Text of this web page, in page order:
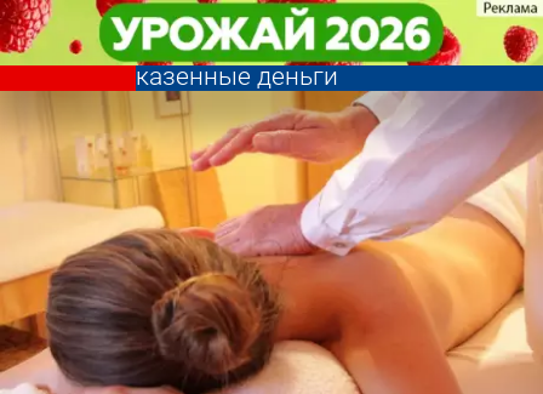
Зареченец пообещал открыть
кабинет массажа и присвоил
казенные деньги
Криминал Зареченец пообещал открыть
кабинет массажа и присвоил
казенные деньги
Криминал
Другие новости по
теме
Погода и курсы
валют в Пензе